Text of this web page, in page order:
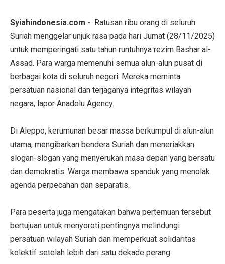
Syiahindonesia.com - Ratusan ribu orang di seluruh
Suriah menggelar unjuk rasa pada hari Jumat (28/11/2025)
untuk memperingati satu tahun runtuhnya rezim Bashar al-
Assad. Para warga memenuhi semua alun-alun pusat di
berbagai kota di seluruh negeri. Mereka meminta
persatuan nasional dan terjaganya integritas wilayah
negara, lapor Anadolu Agency.
Di Aleppo, kerumunan besar massa berkumpul di alun-alun
utama, mengibarkan bendera Suriah dan meneriakkan
slogan-slogan yang menyerukan masa depan yang bersatu
dan demokratis. Warga membawa spanduk yang menolak
agenda perpecahan dan separatis.
Para peserta juga mengatakan bahwa pertemuan tersebut
bertujuan untuk menyoroti pentingnya melindungi
persatuan wilayah Suriah dan memperkuat solidaritas
kolektif setelah lebih dari satu dekade perang.